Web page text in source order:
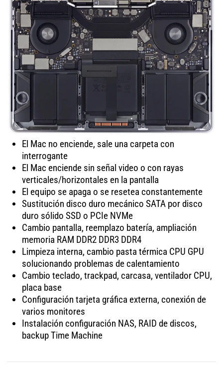
El Mac no enciende, sale una carpeta con
interrogante
El Mac enciende sin señal video o con rayas
verticales/horizontales en la pantalla
El equipo se apaga o se resetea constantemente
Sustitución disco duro mecánico SATA por disco
duro sólido SSD o PCIe NVMe
Cambio pantalla, reemplazo batería, ampliación
memoria RAM DDR2 DDR3 DDR4
Limpieza interna, cambio pasta térmica CPU GPU
solucionando problemas de calentamiento
Cambio teclado, trackpad, carcasa, ventilador CPU,
placa base
Configuración tarjeta gráfica externa, conexión de
varios monitores
Instalación configuración NAS, RAID de discos,
backup Time Machine